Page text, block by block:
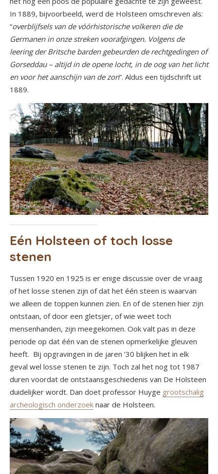
In 1889, bijvoorbeeld, werd de Holsteen omschreven als:
“overblijfsels van de vóórhistorische volkeren die de
Germanen in onze streken voorafgingen. Volgens de
leering der Britsche barden gebeurden de rechtgedingen of
Gorseddau – altijd in de opene locht, in de oog van het licht
en voor het aanschijn van de zon”. Aldus een tijdschrift uit
1889.
Eén Holsteen of toch losse
stenen
Tussen 1920 en 1925 is er enige discussie over de vraag
of het losse stenen zijn of dat het één steen is waarvan
we alleen de toppen kunnen zien. En of de stenen hier zijn
ontstaan, of door een gletsjer, of wie weet toch
mensenhanden, zijn meegekomen. Ook valt pas in deze
periode op dat één van de stenen opmerkelijke gleuven
heeft. Bij opgravingen in de jaren ’30 blijken het in elk
geval wel losse stenen te zijn. Toch zal het nog tot 1987
duren voordat de ontstaansgeschiedenis van De Holsteen
duidelijker wordt. Dan doet professor Huyge grootschalig
archeologisch onderzoek naar de Holsteen.